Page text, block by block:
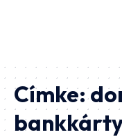
Címke: